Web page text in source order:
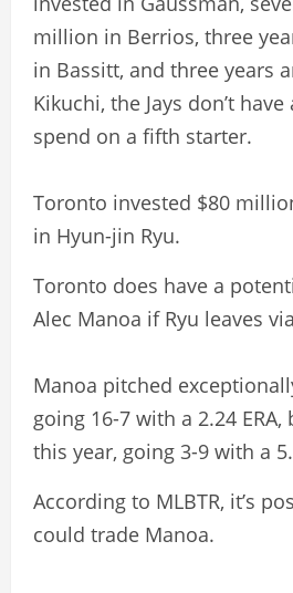
million in Berrios, three
in Bassitt, and three years
Kikuchi, the Jays don’t
spend on a fifth starter.
Toronto invested $80
in Hyun-jin Ryu.
Toronto does have a
Alec Manoa if Ryu leaves
Manoa pitched
going 16-7 with a 2.24
this year, going 3-9 with a
According to MLBTR, it’s
could trade Manoa.